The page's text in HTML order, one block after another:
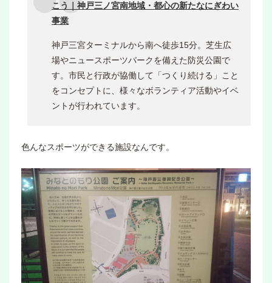
こう｜神戸三ノ宮南地域・都心の新たなにぎわい
事業
神戸三宮ターミナルから南へ徒歩15分。芝生広
場やニュースポーツパークを備えた防災公園で
す。市民と行政が協働して「つくり続ける」こと
をコンセプトに、様々なボランティア活動やイベ
ントが行われています。
色んなスポーツができる施設なんです。